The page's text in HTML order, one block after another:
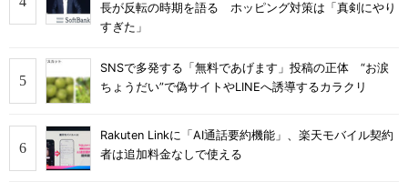
長が反転の時期を語る ホッピング対策は「真剣にやり
すぎた」
SNSで多発する「無料であげます」投稿の正体 “お涙
ちょうだい”で偽サイトやLINEへ誘導するカラクリ
Rakuten Linkに「AI通話要約機能」、楽天モバイル契約
者は追加料金なしで使える